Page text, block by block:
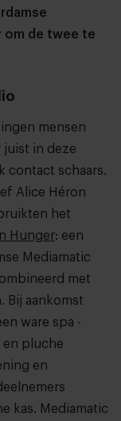
om de twee te
mensen
juist in deze
contact schaars.
Alice Héron
het
Hunger: een
Mediamatic
met
Bij aankomst
ware spa -
pluche
en
kas. Mediamatic